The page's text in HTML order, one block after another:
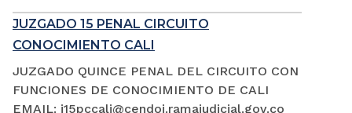
JUZGADO 15 PENAL CIRCUITO
CONOCIMIENTO CALI
JUZGADO QUINCE PENAL DEL CIRCUITO CON
FUNCIONES DE CONOCIMIENTO DE CALI
EMAIL: j15pccali@cendoj.ramajudicial.gov.co